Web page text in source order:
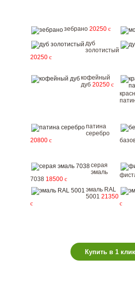
зебрано 20250 c
дуб
золотистый
20250 c
кофейный
дуб 20250 c
патина
серебро
20800 c
серая
эмаль
7038 18500 c
эмаль RAL
5001 21350
c
c
Купить в 1 клик